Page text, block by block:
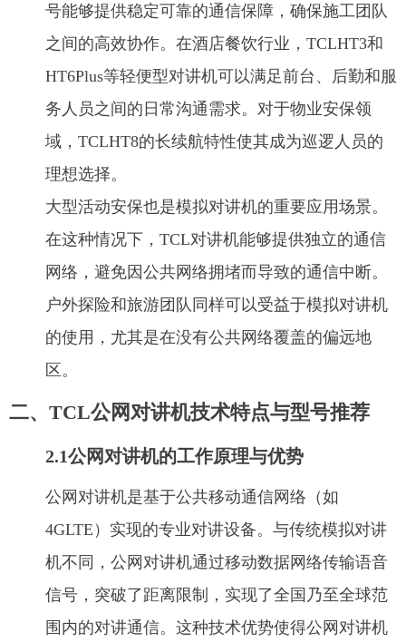
号能够提供稳定可靠的通信保障，确保施工团队
之间的高效协作。在酒店餐饮行业，TCLHT3和
HT6Plus等轻便型对讲机可以满足前台、后勤和服
务人员之间的日常沟通需求。对于物业安保领
域，TCLHT8的长续航特性使其成为巡逻人员的
理想选择。
大型活动安保也是模拟对讲机的重要应用场景。
在这种情况下，TCL对讲机能够提供独立的通信
网络，避免因公共网络拥堵而导致的通信中断。
户外探险和旅游团队同样可以受益于模拟对讲机
的使用，尤其是在没有公共网络覆盖的偏远地
区。
二、TCL公网对讲机技术特点与型号推荐
2.1公网对讲机的工作原理与优势
公网对讲机是基于公共移动通信网络（如
4GLTE）实现的专业对讲设备。与传统模拟对讲
机不同，公网对讲机通过移动数据网络传输语音
信号，突破了距离限制，实现了全国乃至全球范
围内的对讲通信。这种技术优势使得公网对讲机